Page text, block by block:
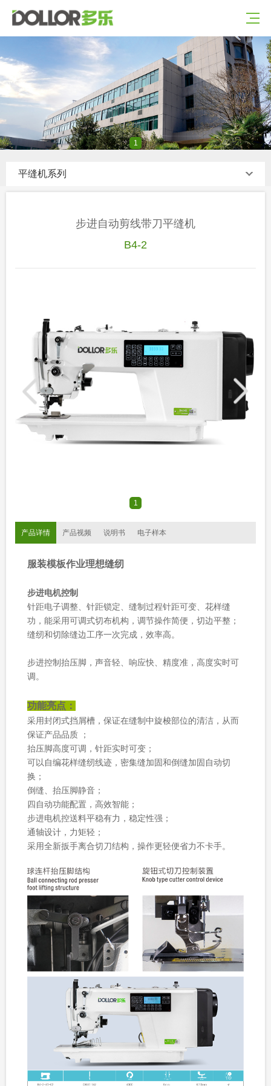
1
平缝机系列
步进自动剪线带刀平缝机
B4-2
1
产品详情 产品视频 说明书 电子样本
服装模板作业理想缝纫
步进电机控制
针距电子调整、针距锁定、缝制过程针距可变、花样缝
功，能采用可调式切布机构，调节操作简便，切边平整；
缝纫和切除缝边工序一次完成，效率高。
步进控制抬压脚，声音轻、响应快、精度准，高度实时可
调。
功能亮点：
采用封闭式挡屑槽，保证在缝制中旋梭部位的清洁，从而
保证产品品质 ；
抬压脚高度可调，针距实时可变；
可以自编花样缝纫线迹，密集缝加固和倒缝加固自动切
换；
倒缝、抬压脚静音；
四自动功能配置，高效智能；
步进电机控送料平稳有力，稳定性强；
通轴设计，力矩轻；
采用全新扳手离合切刀结构，操作更轻便省力不卡手。